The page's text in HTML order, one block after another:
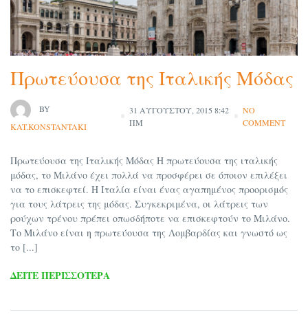
Πρωτεύουσα της Ιταλικής Μόδας
BY
KAT.KONSTANTAKI
31 ΑΥΓΟΎΣΤΟΥ, 2015 8:42
ΠΜ
NO
COMMENT
Πρωτεύουσα της Ιταλικής Μόδας Η πρωτεύουσα της ιταλικής
μόδας, το Μιλάνο έχει πολλά να προσφέρει σε όποιον επιλέξει
να το επισκεφτεί. Η Ιταλία είναι ένας αγαπημένος προορισμός
για τους λάτρεις της μόδας. Συγκεκριμένα, οι λάτρεις των
ρούχων τρένου πρέπει οπωσδήποτε να επισκεφτούν το Μιλάνο.
Το Μιλάνο είναι η πρωτεύουσα της Λομβαρδίας και γνωστό ως
το [...]
ΔΕΊΤΕ ΠΕΡΙΣΣΌΤΕΡΑ